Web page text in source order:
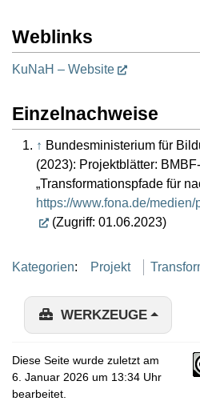
Weblinks
KuNaH – Website
Einzelnachweise
↑ Bundesministerium für
(2023): Projektblätter:
„Transformationspfade für
https://www.fona.de/
(Zugriff: 01.06.2023)
Kategorien: Projekt
WERKZEUGE
Diese Seite wurde zuletzt am
6. Januar 2026 um 13:34 Uhr
bearbeitet.